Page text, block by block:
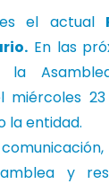
el actual
En las
miércoles
la entidad.
y